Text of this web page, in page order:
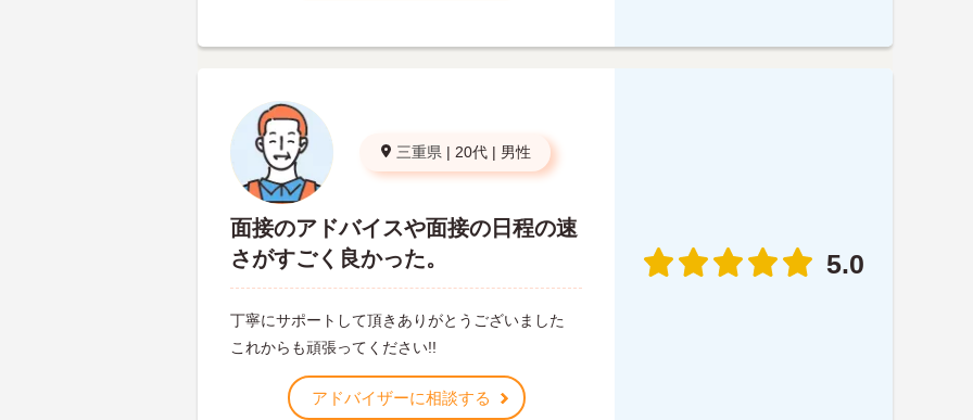
三重県 | 20代 | 男性
面接のアドバイスや面接の日程の速
さがすごく良かった。
丁寧にサポートして頂きありがとうございました
これからも頑張ってください!!
アドバイザーに相談する
5.0